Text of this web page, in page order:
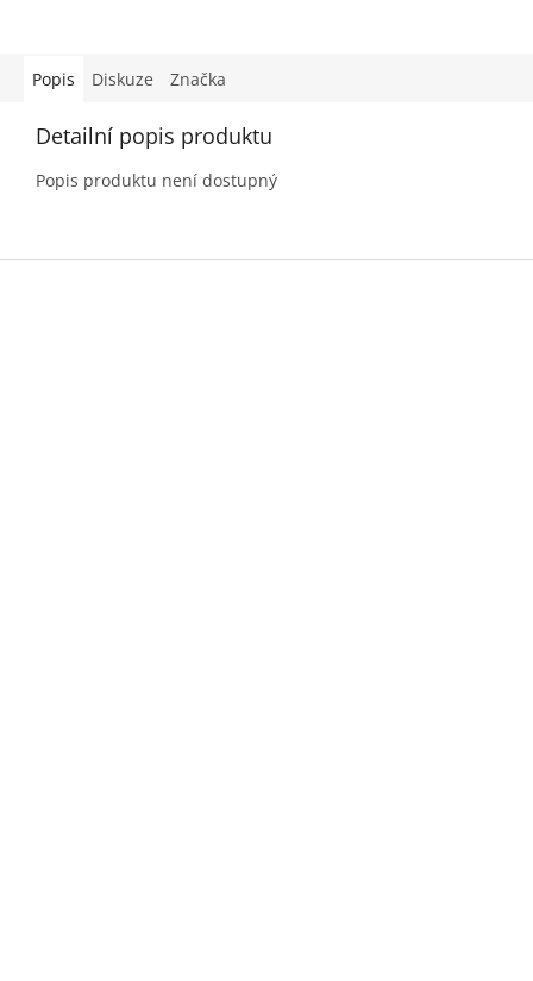
Popis Diskuze Značka
Detailní popis produktu
Popis produktu není dostupný
Z